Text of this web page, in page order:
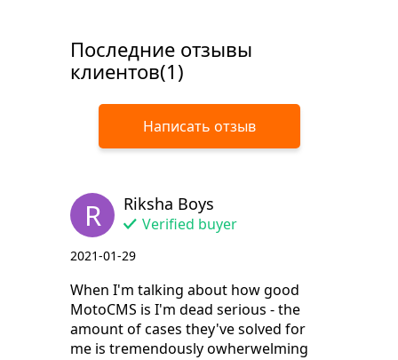
Последние отзывы
клиентов(1)
Написать отзыв
R Riksha Boys
Verified buyer
2021-01-29
When I'm talking about how good
MotoCMS is I'm dead serious - the
amount of cases they've solved for
me is tremendously owherwelming